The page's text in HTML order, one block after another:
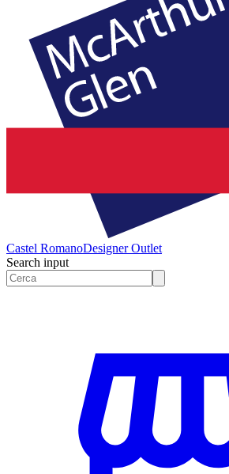
Castel RomanoDesigner Outlet
Search input